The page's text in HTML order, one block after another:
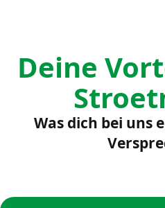
Deine
Was dich bei uns